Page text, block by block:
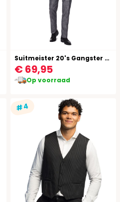
Suitmeister 20's Gangster Pak
€ 69,95
Op voorraad
#4